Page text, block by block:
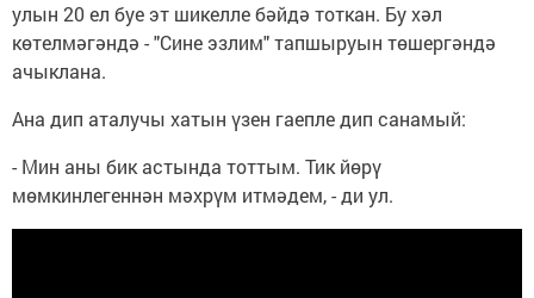
улын 20 ел буе эт шикелле бәйдә тоткан. Бу хәл
көтелмәгәндә - "Сине эзлим" тапшыруын төшергәндә
ачыклана.
Ана дип аталучы хатын үзен гаепле дип санамый:
- Мин аны бик астында тоттым. Тик йөрү
мөмкинлегеннән мәхрүм итмәдем, - ди ул.